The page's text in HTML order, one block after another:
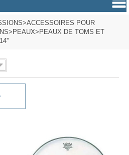
>ACCESSOIRES POUR
> PEAUX> PEAUX DE TOMS ET